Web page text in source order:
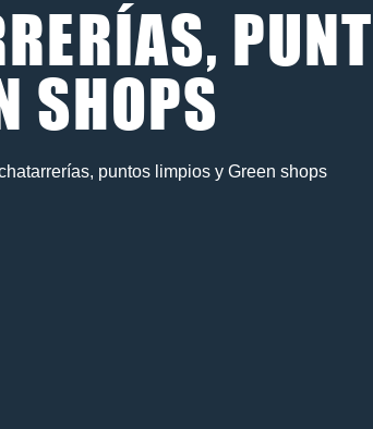
SHOPS
puntos limpios y Green shops